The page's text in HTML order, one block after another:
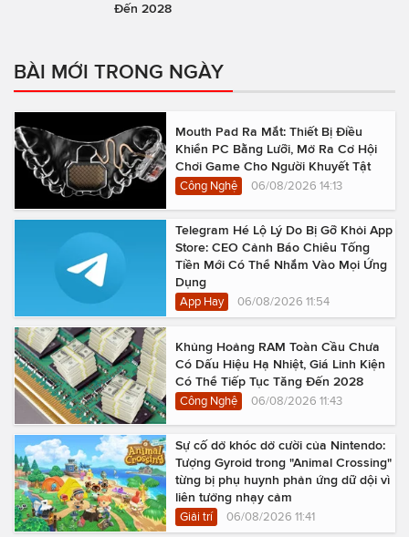
Đến 2028
BÀI MỚI TRONG NGÀY
Mouth Pad Ra Mắt: Thiết Bị Điều
Khiển PC Bằng Lưỡi, Mở Ra Cơ Hội
Chơi Game Cho Người Khuyết Tật
Công Nghệ 06/08/2026 14:13
Telegram Hé Lộ Lý Do Bị Gỡ Khỏi App
Store: CEO Cảnh Báo Chiêu Tống
Tiền Mới Có Thể Nhắm Vào Mọi Ứng
Dụng
App Hay 06/08/2026 11:54
Khủng Hoảng RAM Toàn Cầu Chưa
Có Dấu Hiệu Hạ Nhiệt, Giá Linh Kiện
Có Thể Tiếp Tục Tăng Đến 2028
Công Nghệ 06/08/2026 11:43
Sự cố dở khóc dở cười của Nintendo:
Tượng Gyroid trong "Animal Crossing"
từng bị phụ huynh phản ứng dữ dội vì
liên tưởng nhạy cảm
Giải trí 06/08/2026 11:41